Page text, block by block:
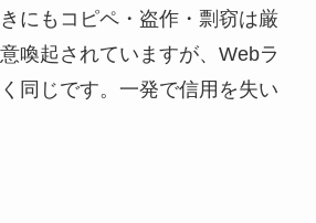
にもコピペ・盗作・剽窃は厳
喚起されていますが、Webラ
同じです。一発で信用を失い